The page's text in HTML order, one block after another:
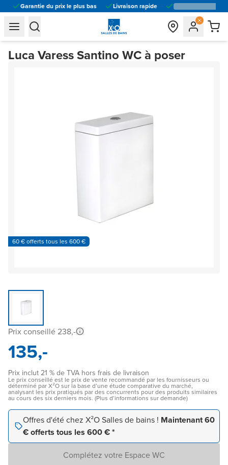
Garantie du prix le plus bas Livraison rapide
general.navigation.toggle_menu.label
general.navigation.toggle_menu.label
Luca Varess Santino WC à poser
60 € offerts tous les 600 €
Prix conseillé 238,-
135,-
Prix inclut 21 % de TVA hors frais de livraison
Le prix conseillé est le prix de vente recommandé par les fournisseurs ou
déterminé par X²O sur la base d’une étude comparative du marché,
analysant les prix pratiqués par des concurrents pour des produits similaires
au cours des six derniers mois. (Plus d’informations sur demande)
Offres d'été chez X²O Salles de bains ! Maintenant 60
€ offerts tous les 600 € *
Complétez votre Espace WC